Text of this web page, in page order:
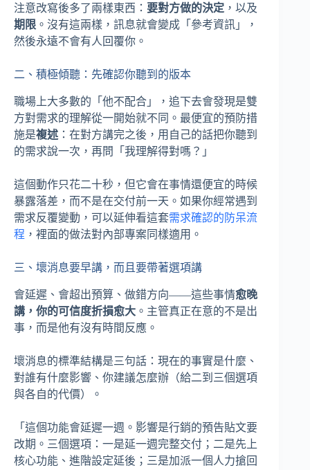
注意改寫後多了兩樣東西： 要對方做的決定 ，以及
期限 。沒有這兩樣，訊息就會變成「參考資訊」，
然後永遠不會有人回覆你。
二、積極傾聽：先確認你聽到的版本
職場上大多數的「他不配合」，追下去會發現是雙
方對需求的理解從一開始就不同。最便宜的預防措
施是複述 ：在對方講完之後，用自己的話把你聽到
的需求說一次，再問「我理解得對嗎？」
這個動作只花二十秒，但它會在事情還便宜的時候
暴露落差，而不是在交付前一天。如果你經常遇到
需求反覆變動，可以延伸看這套需求確認的防呆流
程 ，裡面的做法對內部專案同樣適用。
三、壞消息要早講，而且要帶著選項講
會延遲、會超出預算、做錯方向——這些事情愈晚
講，你的可信度折損愈大 。主管真正在意的不是出
事，而是他有沒有時間反應。
壞消息的標準結構是三句話：現在的事實是什麼、
對誰有什麼影響、你建議怎麼辦（給二到三個選項
與各自的代價）。
「這個功能會延遲一週。影響是行銷的預告貼文要
改期。三個選項：一是延一週完整交付；二是先上
核心功能、進階設定延後；三是加派一個人力搶回